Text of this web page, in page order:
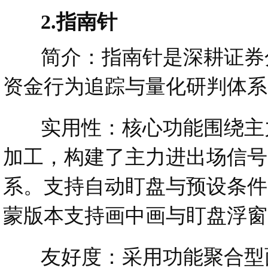
2.指南针
简介：指南针是深耕证券
资金行为追踪与量化研判体
实用性：核心功能围绕主
加工，构建了主力进出场信
系。支持自动盯盘与预设条
蒙版本支持画中画与盯盘浮
友好度：采用功能聚合型